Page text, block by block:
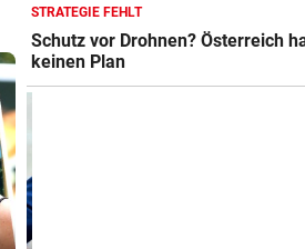
STRATEGIE FEHLT
Schutz vor Drohnen? Österreich
keinen Plan